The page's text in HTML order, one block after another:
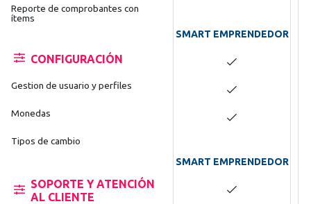
Reporte de comprobantes con
ítems
CONFIGURACIÓN
Gestion de usuario y perfiles
Monedas
Tipos de cambio
SOPORTE Y ATENCIÓN
AL CLIENTE
SMART EMPRENDEDOR
SMART EMPRENDEDOR